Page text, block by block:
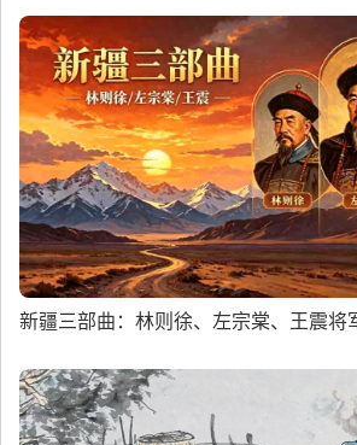
新疆三部曲：林则徐、左宗棠、王震将